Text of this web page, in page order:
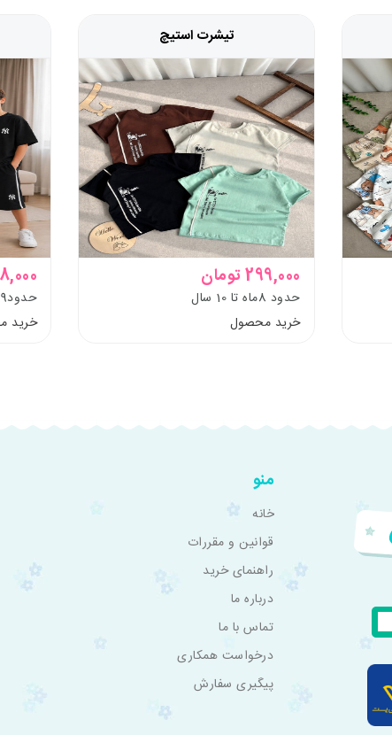
تیشرت استیچ
299,000 تومان
حدود 8ماه تا 10 سال
خرید محصول
حدود9تا 13 سال
خرید
منو
خانه
قوانین و مقررات
راهنمای خرید
درباره ما
تماس با ما
درخواست همکاری
پیگیری سفارش